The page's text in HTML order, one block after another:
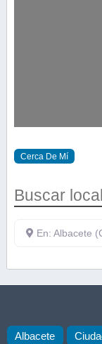
Cerca De Mí
Buscar
En: Albacete
Albacete